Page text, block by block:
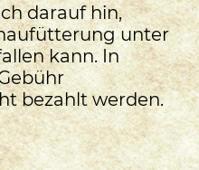
darauf hin,
unter
kann. In
bezahlt werden.